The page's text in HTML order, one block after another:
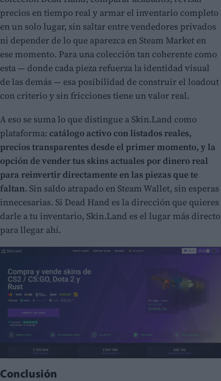
precios en tiempo real y armar el inventario completo
en un solo lugar, sin saltar entre vendedores privados
ni depender de lo que aparezca en Steam Market en
ese momento. Para una colección tan coherente como
esta — donde cada pieza refuerza la identidad visual
de las demás — esa posibilidad de construir el loadout
con criterio y sin fricciones tiene un valor real.
A eso se suma lo que distingue a Skin.Land como
plataforma: catálogo activo con listados reales,
precios transparentes desde el primer momento, y la
opción de vender tus skins actuales por dinero real
para reinvertir directamente en las piezas que te
faltan. Sin saldo atrapado en Steam Wallet, sin esperas
innecesarias. Si Dead Hand es la dirección que quieres
darle a tu inventario, Skin.Land es el lugar más directo
para llegar ahí.
Conclusión